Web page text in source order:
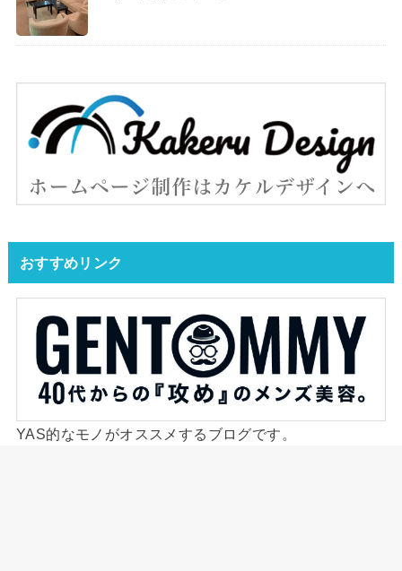
おすすめリンク
YAS的なモノがオススメするブログです。